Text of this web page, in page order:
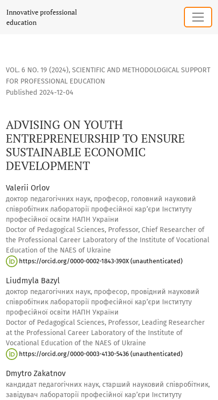
ADVISING ON YOUTH ENTREPRENEURSHIP TO ENSURE
Innovative professional
education
VOL. 6 NO. 19 (2024), SCIENTIFIC AND METHODOLOGICAL SUPPORT
FOR PROFESSIONAL EDUCATION
ADVISING ON YOUTH
ENTREPRENEURSHIP TO ENSURE
SUSTAINABLE ECONOMIC
DEVELOPMENT
Published 2024-12-04
Valerii Orlov
доктор педагогічних наук, професор, головний науковий
співробітник лабораторії професійної кар’єри Інституту
професійної освіти НАПН України
Doctor of Pedagogical Sciences, Professor, Chief Researcher of
the Professional Career Laboratory of the Institute of Vocational
Education of the NAES of Ukraine
https://orcid.org/0000-0002-1843-390X (unauthenticated)
Liudmyla Bazyl
доктор педагогічних наук, професор, провідний науковий
співробітник лабораторії професійної кар’єри Інституту
професійної освіти НАПН України
Doctor of Pedagogical Sciences, Professor, Leading Researcher
at the Professional Career Laboratory of the Institute of
Vocational Education of the NAES of Ukraine
https://orcid.org/0000-0003-4130-5436 (unauthenticated)
Dmytro Zakatnov
кандидат педагогічних наук, старший науковий співробітник,
завідувач лабораторії професійної кар’єри Інституту